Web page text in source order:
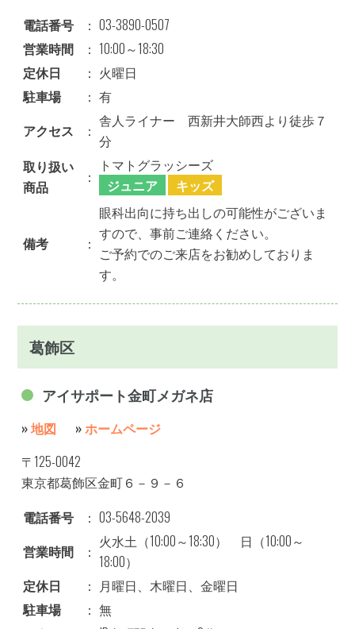
電話番号
： 03-3890-0507
営業時間
： 10:00～18:30
定休日
： 火曜日
駐車場
： 有
アクセス
：
舎人ライナー 西新井大師西より徒歩７
分
取り扱い
商品
：
トマトグラッシーズ
ジュニア
キッズ
備考 ：
眼科出向に持ち出しの可能性がございま
すので、事前ご連絡ください。
ご予約でのご来店をお勧めしておりま
す。
葛飾区
アイサポート金町メガネ店
»地図 »ホームページ
〒125-0042
東京都葛飾区金町６－９－６
電話番号
： 03-5648-2039
営業時間
：
火水土（10:00～18:30） 日（10:00～
18:00）
定休日
： 月曜日、木曜日、金曜日
駐車場
： 無